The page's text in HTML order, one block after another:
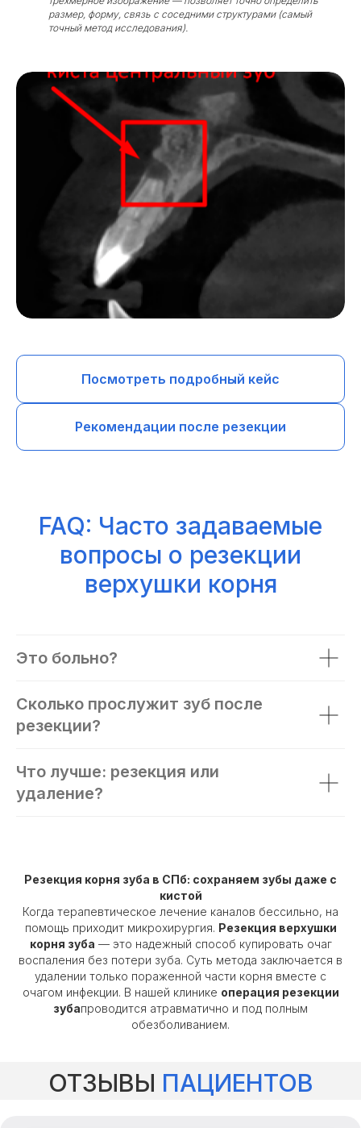
размер, форму, связь с соседними структурами (самый
точный метод исследования).
Посмотреть подробный кейс
Рекомендации после резекции
FAQ: Часто задаваемые
вопросы о резекции
верхушки корня
Это больно?
Сколько прослужит зуб после
резекции?
Что лучше: резекция или
удаление?
Резекция корня зуба в СПб: сохраняем зубы даже с
кистой
Когда терапевтическое лечение каналов бессильно, на
помощь приходит микрохирургия. Резекция верхушки
корня зуба — это надежный способ купировать очаг
воспаления без потери зуба. Суть метода заключается в
удалении только пораженной части корня вместе с
очагом инфекции. В нашей клинике операция резекции
зубапроводится атравматично и под полным
обезболиванием.
ОТЗЫВЫ ПАЦИЕНТОВ